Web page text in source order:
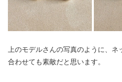
上のモデルさんの写真のように、
合わせても素敵だと思います。